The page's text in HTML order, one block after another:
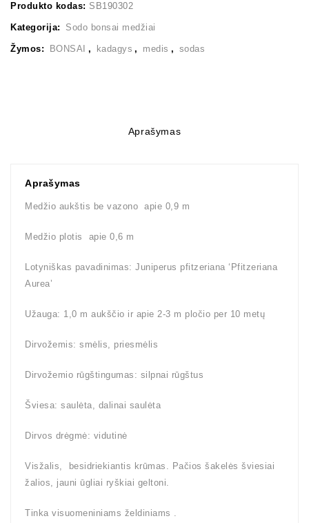
Produkto kodas: SB190302
Kategorija: Sodo bonsai medžiai
Žymos: BONSAI , kadagys , medis , sodas
Aprašymas
Aprašymas
Medžio aukštis be vazono apie 0,9 m
Medžio plotis apie 0,6 m
Lotyniškas pavadinimas: Juniperus pfitzeriana ‘Pfitzeriana
Aurea’
Užauga: 1,0 m aukščio ir apie 2-3 m pločio per 10 metų
Dirvožemis: smėlis, priesmėlis
Dirvožemio rūgštingumas: silpnai rūgštus
Šviesa: saulėta, dalinai saulėta
Dirvos drėgmė: vidutinė
Visžalis, besidriekiantis krūmas. Pačios šakelės šviesiai
žalios, jauni ūgliai ryškiai geltoni.
Tinka visuomeniniams želdiniams .